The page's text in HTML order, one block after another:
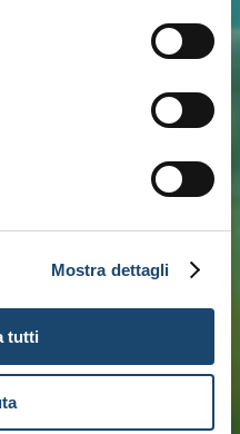
Mostra dettagli
tutti